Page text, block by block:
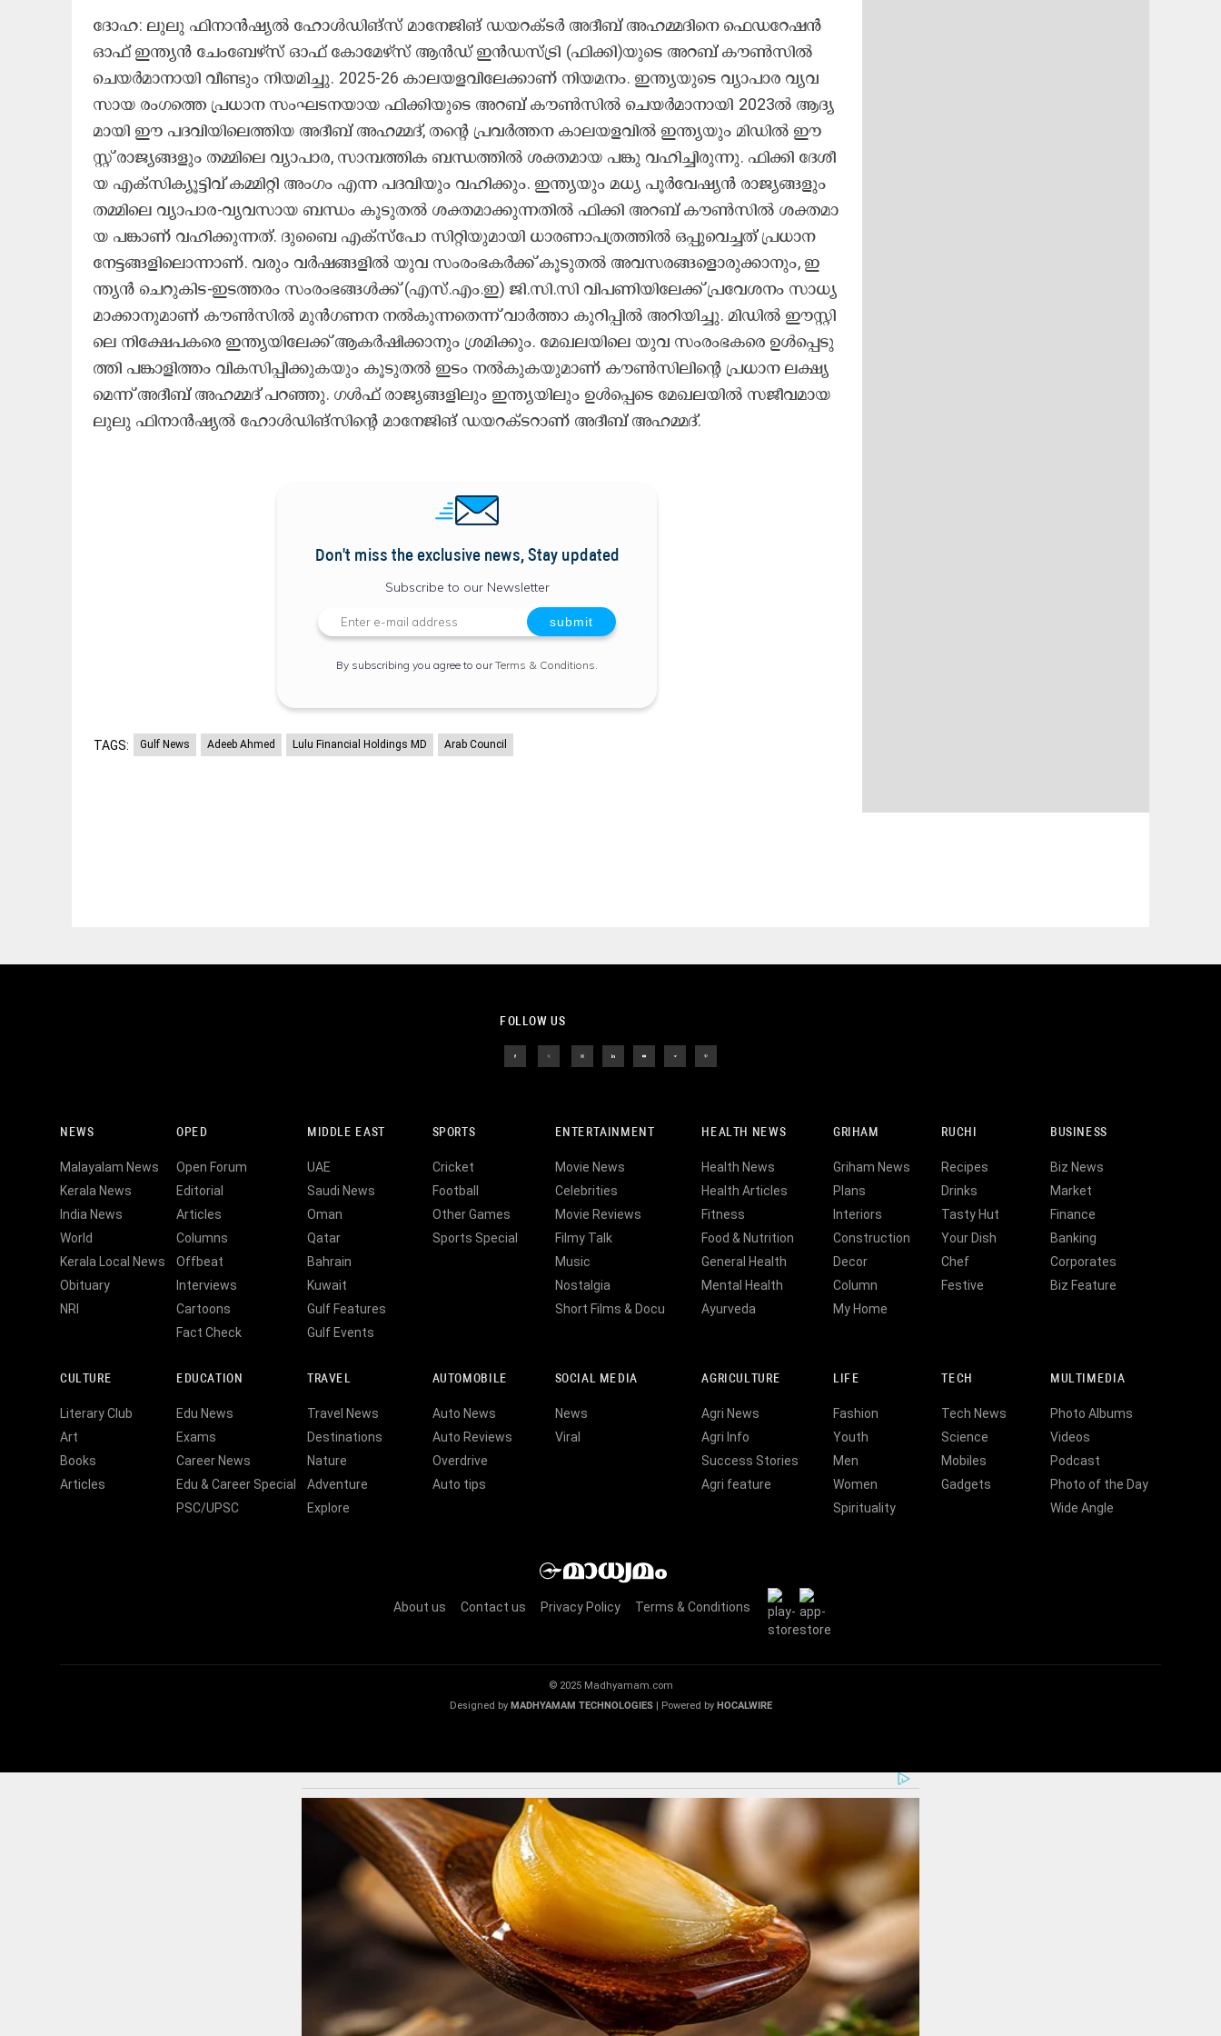
ദോ​ഹ: ലു​ലു ഫി​നാ​ന്‍ഷ്യ​ല്‍ ഹോ​ള്‍ഡി​ങ്സ് മാ​നേ​ജി​ങ് ഡ​യ​റ​ക്ട​ര്‍ അ​ദീ​ബ് അ​ഹ​മ്മ​ദി​നെ ഫെ​ഡ​റേ​ഷ​ന്‍
ഓ​ഫ് ഇ​ന്ത്യ​ന്‍ ചേം​ബേ​ഴ്സ് ഓ​ഫ് കോ​മേ​ഴ്സ് ആ​ന്‍ഡ് ഇ​ന്‍ഡ​സ്ട്രി (ഫി​ക്കി)​യു​ടെ അ​റ​ബ് കൗ​ൺ​സി​ൽ
ചെ​യ​ർ​മാ​നാ​യി വീ​ണ്ടും നി​യ​മി​ച്ചു. 2025-26 കാ​ല​യ​ള​വി​ലേ​ക്കാ​ണ് നി​യ​മ​നം. ഇ​ന്ത്യ​യു​ടെ വ്യാ​പാ​ര വ്യ​വ​
സാ​യ രം​ഗ​ത്തെ പ്ര​ധാ​ന സം​ഘ​ട​ന​യാ​യ ഫി​ക്കി​യു​ടെ അ​റ​ബ് കൗ​ൺ​സി​ൽ ചെ​യ​ർ​മാ​നാ​യി 2023ൽ ​ആ​ദ്യ​
മാ​യി ഈ ​പ​ദ​വി​യി​ലെ​ത്തി​യ അ​ദീ​ബ് അ​ഹ​മ്മ​ദ്, ത​ന്റെ പ്ര​വ​ർ​ത്ത​ന കാ​ല​യ​ള​വി​ൽ ഇ​ന്ത്യ​യും മി​ഡി​ൽ ഈ​
സ്റ്റ് രാ​ജ്യ​ങ്ങ​ളും ത​മ്മി​ലെ വ്യാ​പാ​ര, സാ​മ്പ​ത്തി​ക ബ​ന്ധ​ത്തി​ൽ ശ​ക്ത​മാ​യ പ​ങ്കു വ​ഹി​ച്ചി​രു​ന്നു. ഫി​ക്കി ദേ​ശീ​
യ എ​ക്സി​ക്യൂ​ട്ടി​വ് ക​മ്മി​റ്റി അം​ഗം എ​ന്ന പ​ദ​വി​യും വ​ഹി​ക്കും. ഇ​ന്ത്യ​യും മ​ധ്യ പൂ​ർ​വേ​ഷ്യ​ൻ രാ​ജ്യ​ങ്ങ​ളും
ത​മ്മി​ലെ വ്യാ​പാ​ര-​വ്യ​വ​സാ​യ ബ​ന്ധം കൂ​ടു​ത​ൽ ശ​ക്ത​മാ​ക്കു​ന്ന​തി​ൽ ഫി​ക്കി അ​റ​ബ് കൗ​ൺ​സി​ൽ ശ​ക്ത​മാ​
യ പ​ങ്കാ​ണ് വ​ഹി​ക്കു​ന്ന​ത്. ദു​ബൈ എ​ക്സ്പോ സി​റ്റി​യു​മാ​യി ധാ​ര​ണാ​പ​ത്ര​ത്തി​ൽ ഒ​പ്പു​വെ​ച്ച​ത് പ്ര​ധാ​ന
നേ​ട്ട​ങ്ങ​ളി​ലൊ​ന്നാ​ണ്. വ​രും വ​ർ​ഷ​ങ്ങ​ളി​ൽ യു​വ സം​രം​ഭ​ക​ർ​ക്ക് കൂ​ടു​ത​ൽ അ​വ​സ​ര​ങ്ങ​ളൊ​രു​ക്കാ​നും, ഇ​
ന്ത്യ​ൻ ചെ​റു​കി​ട-​ഇ​ട​ത്ത​രം സം​രം​ഭ​ങ്ങ​ൾ​ക്ക് (എ​സ്.​എം.​ഇ) ജി.​സി.​സി വി​പ​ണി​യി​ലേ​ക്ക് പ്ര​വേ​ശ​നം സാ​ധ്യ​
മാ​ക്കാ​നു​മാ​ണ് കൗ​ൺ​സി​ൽ മു​ൻ​ഗ​ണ​ന ന​ൽ​കു​ന്ന​തെ​ന്ന് വാ​ർ​ത്താ കു​റി​പ്പി​ൽ അ​റി​യി​ച്ചു. മി​ഡി​ൽ ഈ​സ്റ്റി​
ലെ നി​ക്ഷേ​പ​ക​രെ ഇ​ന്ത്യ​യി​ലേ​ക്ക് ആ​ക​ർ​ഷി​ക്കാ​നും ശ്ര​മി​ക്കും. മേ​ഖ​ല​യി​ലെ യു​വ സം​രം​ഭ​ക​രെ ഉ​ൾ​പ്പെ​ടു​
ത്തി പ​ങ്കാ​ളി​ത്തം വി​ക​സി​പ്പി​ക്കു​ക​യും കൂ​ടു​ത​ൽ ഇ​ടം ന​ൽ​കു​ക​യു​മാ​ണ് കൗ​ൺ​സി​ലി​ന്റെ പ്ര​ധാ​ന ല​ക്ഷ്യ​
മെ​ന്ന് അ​ദീ​ബ് അ​ഹ​മ്മ​ദ് പ​റ​ഞ്ഞു. ഗ​ൾ​ഫ് രാ​ജ്യ​ങ്ങ​ളി​ലും ഇ​ന്ത്യ​യി​ലും ഉ​ൾ​പ്പെ​ടെ മേ​ഖ​ല​യി​ൽ സ​ജീ​വ​മാ​യ
ലു​ലു ഫി​നാ​ൻ​ഷ്യ​ൽ ഹോ​ൾ​ഡി​ങ്സി​ന്റെ മാ​നേ​ജി​ങ് ഡ​യ​റ​ക്ട​റാ​ണ് അ​ദീ​ബ് അ​ഹ​മ്മ​ദ്.
Don't miss the exclusive news, Stay updated
Subscribe to our Newsletter
By subscribing you agree to ourTerms & Conditions
TAGS: Gulf News Adeeb Ahmed Lulu Financial Holdings MD Arab Council
FOLLOW US
NEWS
Malayalam News
Kerala News
India News
World
Kerala Local News
Obituary
NRI
OPED
Open Forum
Editorial
Articles
Columns
Offbeat
Interviews
Cartoons
Fact Check
MIDDLE EAST
UAE
Saudi News
Oman
Qatar
Bahrain
Kuwait
Gulf Features
Gulf Events
SPORTS
Cricket
Football
Other Games
Sports Special
ENTERTAINMENT
Movie News
Celebrities
Movie Reviews
Filmy Talk
Music
Nostalgia
Short Films & Docu
HEALTH NEWS
Health News
Health Articles
Fitness
Food & Nutrition
General Health
Mental Health
Ayurveda
GRIHAM
Griham News
Plans
Interiors
Construction
Decor
Column
My Home
RUCHI
Recipes
Drinks
Tasty Hut
Your Dish
Chef
Festive
BUSINESS
Biz News
Market
Finance
Banking
Corporates
Biz Feature
CULTURE
Literary Club
Art
Books
Articles
EDUCATION
Edu News
Exams
Career News
Edu & Career Special
PSC/UPSC
TRAVEL
Travel News
Destinations
Nature
Adventure
Explore
AUTOMOBILE
Auto News
Auto Reviews
Overdrive
Auto tips
SOCIAL MEDIA
News
Viral
AGRICULTURE
Agri News
Agri Info
Success Stories
Agri feature
LIFE
Fashion
Youth
Men
Women
Spirituality
TECH
Tech News
Science
Mobiles
Gadgets
MULTIMEDIA
Photo Albums
Videos
Podcast
Photo of the Day
Wide Angle
About us Contact us Privacy Policy Terms & Conditions
© 2025 Madhyamam.com
Designed by MADHYAMAM TECHNOLOGIES| Powered by HOCALWIRE